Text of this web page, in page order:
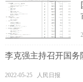
李克强主持召开国务
2022-05-25 人民日报